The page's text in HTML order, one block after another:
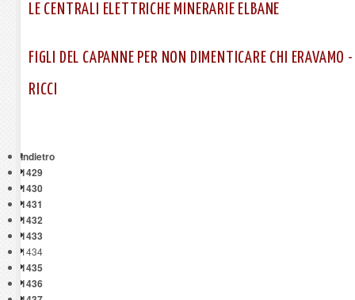
LE CENTRALI ELETTRICHE MINERARIE ELBANE
FIGLI DEL CAPANNE PER NON DIMENTICARE CHI
RICCI
Indietro
1429
1430
1431
1432
1433
1434
1435
1436